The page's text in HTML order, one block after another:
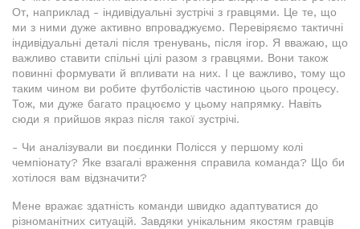
От, наприклад - індивідуальні зустрічі з гравцями. Це те, що
ми з ними дуже активно впроваджуємо. Перевіряємо тактичні
індивідуальні деталі після тренувань, після ігор. Я вважаю, що
важливо ставити спільні цілі разом з гравцями. Вони також
повинні формувати й впливати на них. І це важливо, тому що
таким чином ви робите футболістів частиною цього процесу.
Тож, ми дуже багато працюємо у цьому напрямку. Навіть
сюди я прийшов якраз після такої зустрічі.
- Чи аналізували ви поєдинки Полісся у першому колі
чемпіонату? Яке взагалі враження справила команда? Що би
хотілося вам відзначити?
Мене вражає здатність команди швидко адаптуватися до
різноманітних ситуацій. Завдяки унікальним якостям гравців